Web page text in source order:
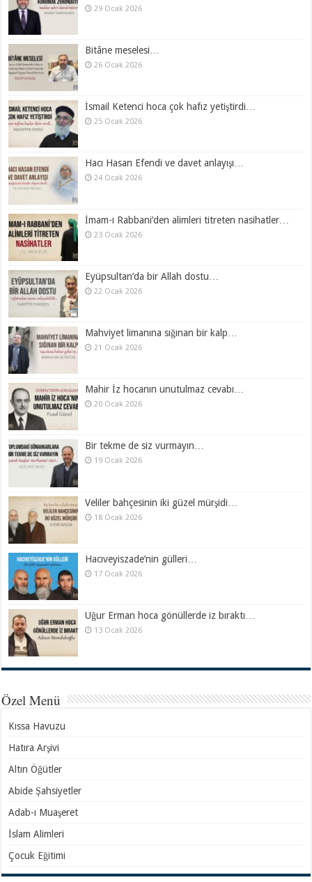
29 Ocak 2026
Bitâne meselesi…
26 Ocak 2026
İsmail Ketenci hoca çok hafız yetiştirdi…
25 Ocak 2026
Hacı Hasan Efendi ve davet anlayışı…
24 Ocak 2026
İmam-ı Rabbani’den alimleri titreten nasihatler…
23 Ocak 2026
Eyüpsultan’da bir Allah dostu…
22 Ocak 2026
Mahviyet limanına sığınan bir kalp…
21 Ocak 2026
Mahir İz hocanın unutulmaz cevabı…
20 Ocak 2026
Bir tekme de siz vurmayın…
19 Ocak 2026
Veliler bahçesinin iki güzel mürşidi…
18 Ocak 2026
Hacıveyiszade’nin gülleri…
17 Ocak 2026
Uğur Erman hoca gönüllerde iz bıraktı…
13 Ocak 2026
Özel Menü
Kıssa Havuzu
Hatıra Arşivi
Altın Öğütler
Abide Şahsiyetler
Adab-ı Muaşeret
İslam Alimleri
Çocuk Eğitimi